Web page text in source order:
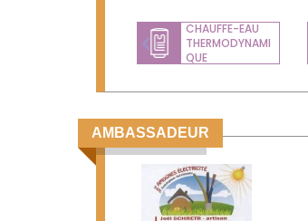
CHAUFFE-EAU
THERMODYNAMI
QUE
Previous
AMBASSADEUR